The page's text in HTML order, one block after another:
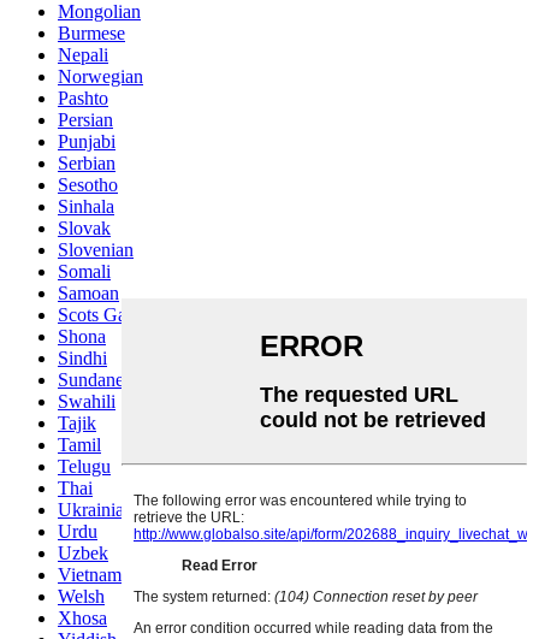
Mongolian
Burmese
Nepali
Norwegian
Pashto
Persian
Punjabi
Serbian
Sesotho
Sinhala
Slovak
Slovenian
Somali
Samoan
Scots Gaelic
Shona
Sindhi
Sundanese
Swahili
Tajik
Tamil
Telugu
Thai
Ukrainian
Urdu
Uzbek
Vietnamese
Welsh
Xhosa